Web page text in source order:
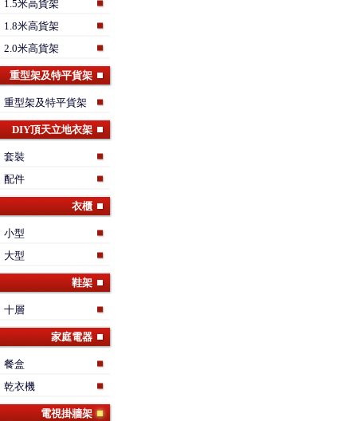
1.5米高貨架
1.8米高貨架
2.0米高貨架
重型架及特平貨架
重型架及特平貨架
DIY頂天立地衣架
套裝
配件
衣櫃
小型
大型
鞋架
十層
家庭電器
餐盒
乾衣機
電視掛牆架